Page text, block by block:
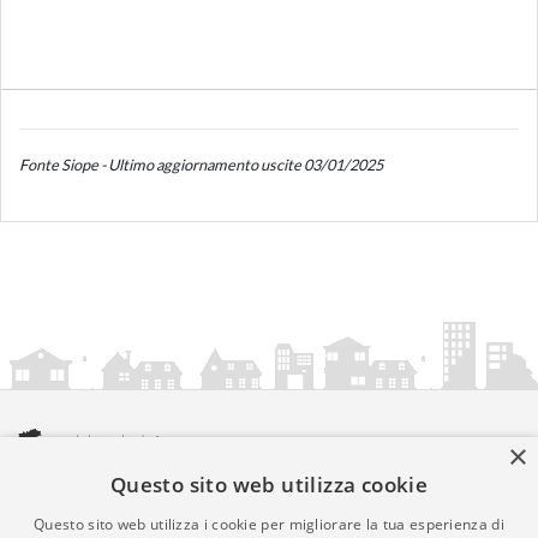
Fonte Siope - Ultimo aggiornamento uscite 03/01/2025
amministrazionicomunali.it è una iniziativa diartemedia.it
© Copyright MMXXIV - P.IVA 05400000724
×
Questo sito web utilizza cookie
Questo sito web utilizza i cookie per migliorare la tua esperienza di